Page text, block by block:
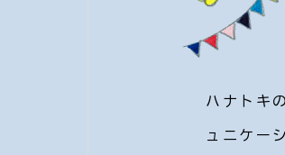
ハナトキ
ュニケー